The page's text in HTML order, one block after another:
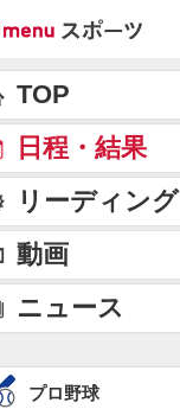
TOP
日程・結果
リーディング
動画
ニュース
プロ野球